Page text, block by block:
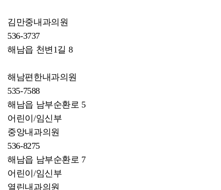
김만중내과의원
536-3737
해남읍 천변1길 8
해남편한내과의원
535-7588
해남읍 남부순환로 5
어린이/임신부
중앙내과의원
536-8275
해남읍 남부순환로 7
어린이/임신부
열린내과의원